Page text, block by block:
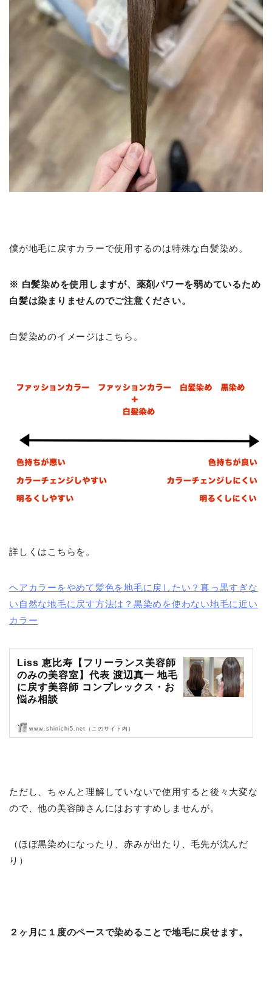
僕が地毛に戻すカラーで使用するのは特殊な白髪染め。
※ 白髪染めを使用しますが、薬剤パワーを弱めているため
白髪は染まりませんのでご注意ください。
白髪染めのイメージはこちら。
詳しくはこちらを。
ヘアカラーをやめて髪色を地毛に戻したい？真っ黒すぎな
い自然な地毛に戻す方法は？黒染めを使わない地毛に近い
カラー
Liss 恵比寿【フリーランス美容師
のみの美容室】代表 渡辺真一 地毛
に戻す美容師 コンプレックス・お
悩み相談
Liss 恵比寿【フリーランス美容師のみの美容室】代表 渡辺真一 地毛
www.shinichi5.net（このサイト内）
ただし、ちゃんと理解していないで使用すると後々大変な
ので、他の美容師さんにはおすすめしませんが。
（ほぼ黒染めになったり、赤みが出たり、毛先が沈んだ
り）
２ヶ月に１度のペースで染めることで地毛に戻せます。